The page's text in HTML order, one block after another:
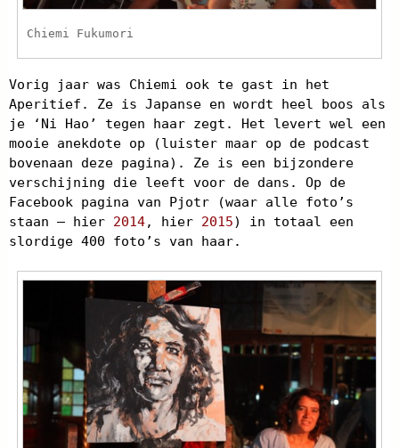
Chiemi Fukumori
Vorig jaar was Chiemi ook te gast in het
Aperitief. Ze is Japanse en wordt heel boos als
je ‘Ni Hao’ tegen haar zegt. Het levert wel een
mooie anekdote op (luister maar op de podcast
bovenaan deze pagina). Ze is een bijzondere
verschijning die leeft voor de dans. Op de
Facebook pagina van Pjotr (waar alle foto’s
staan – hier 2014, hier 2015) in totaal een
slordige 400 foto’s van haar.